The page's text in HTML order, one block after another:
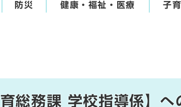
防災 健康・福祉・医療 子
総務課 学校指導係】へ